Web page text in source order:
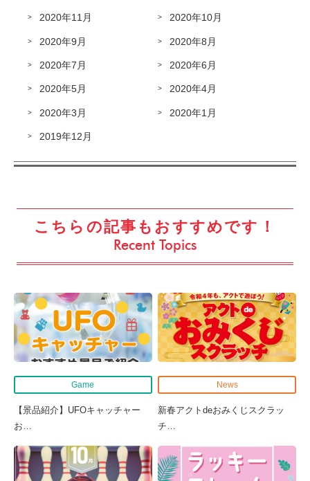
2020年11月 2020年10月
2020年9月 2020年8月
2020年7月 2020年6月
2020年5月 2020年4月
2020年3月 2020年1月
2019年12月
こちらの記事もおすすめです！
Recent Topics
Game
【景品紹介】UFOキャッチャー
お…
News
新春アクトdeおみくじスクラッ
チ…